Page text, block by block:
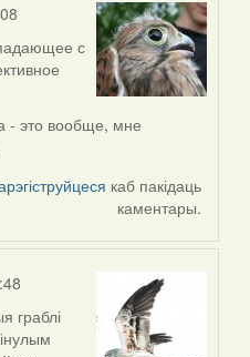
с
- это вообще, мне
каб пакідаць
каментары.
граблі